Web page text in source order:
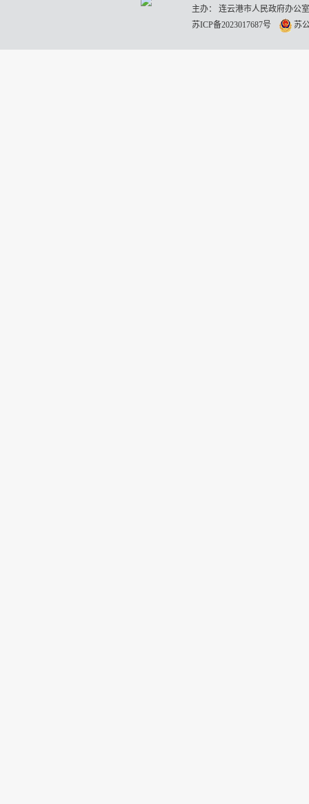
主办： 连云港市人民政府办
苏ICP备2023017687号
苏